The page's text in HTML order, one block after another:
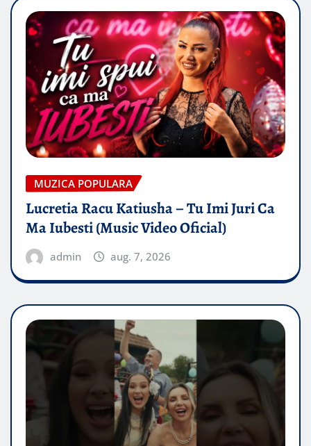
MUZICA POPULARA
Lucretia Racu Katiusha – Tu Imi Juri Ca
Ma Iubesti (Music Video Oficial)
admin aug. 7, 2026